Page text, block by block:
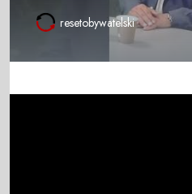
resetobywatelski